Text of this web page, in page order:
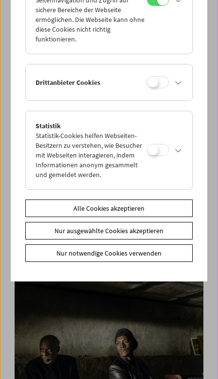
Paul Wenninger
Filme und Carte Blanche
Premiere: "Paris Calligrammes" von Ulrike
Ottinger
sichere Bereiche der Webseite
ermöglichen. Die Webseite kann ohne
diese Cookies nicht richtig
funktionieren.
Drittanbieter Cookies
Statistik
Statistik-Cookies helfen Webseiten-
Besitzern zu verstehen, wie Besucher
mit Webseiten interagieren, indem
Informationen anonym gesammelt
und gemeldet werden.
Alle Cookies akzeptieren
Nur ausgewählte Cookies akzeptieren
Nur notwendige Cookies verwenden